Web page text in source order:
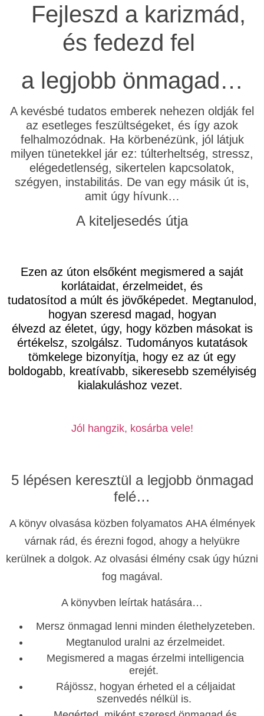
Fejleszd a karizmád,
és fedezd fel
a legjobb önmagad…
A kevésbé tudatos emberek nehezen oldják fel
az esetleges feszültségeket, és így azok
felhalmozódnak. Ha körbenézünk, jól látjuk
milyen tünetekkel jár ez: túlterheltség, stressz,
elégedetlenség, sikertelen kapcsolatok,
szégyen, instabilitás. De van egy másik út is,
amit úgy hívunk…
A kiteljesedés útja
Ezen az úton elsőként megismered a saját
korlátaidat, érzelmeidet, és
tudatosítod a múlt és jövőképedet. Megtanulod,
hogyan szeresd magad, hogyan
élvezd az életet, úgy, hogy közben másokat is
értékelsz, szolgálsz. Tudományos kutatások
tömkelege bizonyítja, hogy ez az út egy
boldogabb, kreatívabb, sikeresebb személyiség
kialakuláshoz vezet.
Jól hangzik, kosárba vele!
5 lépésen keresztül a legjobb önmagad
felé…
A könyv olvasása közben folyamatos AHA élmények
várnak rád, és érezni fogod, ahogy a helyükre
kerülnek a dolgok. Az olvasási élmény csak úgy húzni
fog magával.
A könyvben leírtak hatására…
Mersz önmagad lenni minden élethelyzeteben.
Megtanulod uralni az érzelmeidet.
Megismered a magas érzelmi intelligencia
erejét.
Rájössz, hogyan érheted el a céljaidat
szenvedés nélkül is.